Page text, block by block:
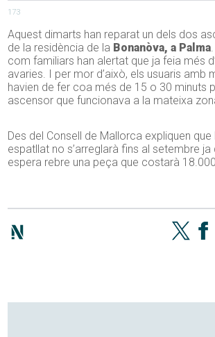
173
Aquest dimarts han reparat un dels dos
de la residència de la Bonanòva, a Palma
com familiars han alertat que ja feia més
avaries. I per mor d’això, els usuaris amb
havien de fer coa més de 15 o 30 minuts
ascensor que funcionava a la mateixa
Des del Consell de Mallorca expliquen que
espatllat no s’arreglarà fins al setembre ja
espera rebre una peça que costarà